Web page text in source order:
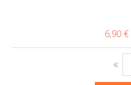
6,90 €